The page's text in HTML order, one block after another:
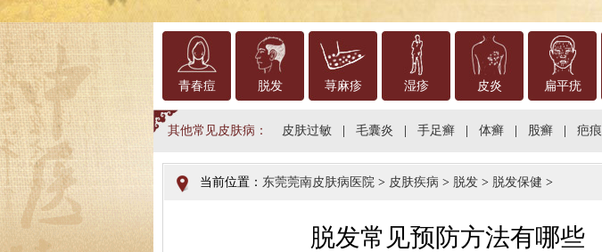
青春痘 脱发 荨麻疹 湿疹 皮炎 扁平疣
其他常见皮肤病： 皮肤过敏 毛囊炎 手足癣 体癣 股癣 疤痕
当前位置： 东莞莞南皮肤病医院 > 皮肤疾病 > 脱发 > 脱发保健 >
脱发常见预防方法有哪些